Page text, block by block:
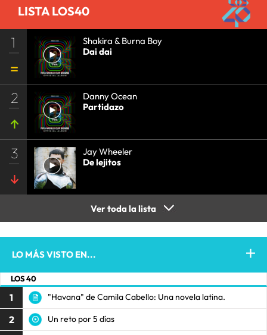
LISTA LOS40
1
Shakira & Burna Boy
Dai dai
2
Danny Ocean
Partidazo
3
Jay Wheeler
De lejitos
Ver toda la lista
LO MÁS VISTO EN...
LOS 40
1 "Havana" de Camila Cabello: Una novela latina.
2 Un reto por 5 días